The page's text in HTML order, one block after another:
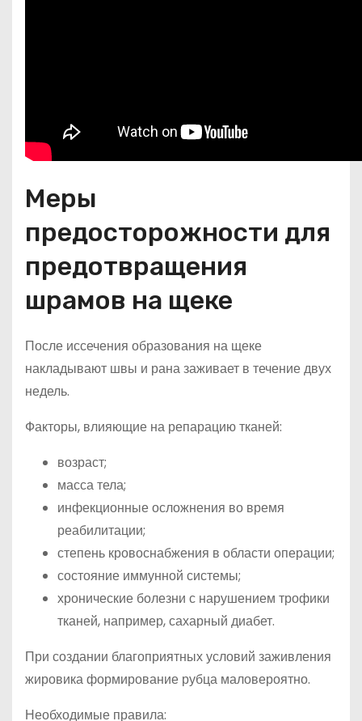
Меры
предосторожности для
предотвращения
шрамов на щеке
После иссечения образования на щеке
накладывают швы и рана заживает в течение двух
недель.
Факторы, влияющие на репарацию тканей:
возраст;
масса тела;
инфекционные осложнения во время
реабилитации;
степень кровоснабжения в области операции;
состояние иммунной системы;
хронические болезни с нарушением трофики
тканей, например, сахарный диабет.
При создании благоприятных условий заживления
жировика формирование рубца маловероятно.
Необходимые правила: